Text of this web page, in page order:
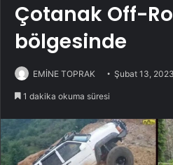
Çotanak Off-
bölgesinde
EMİNE TOPRAK Şubat 13, 2023
1 dakika okuma süresi